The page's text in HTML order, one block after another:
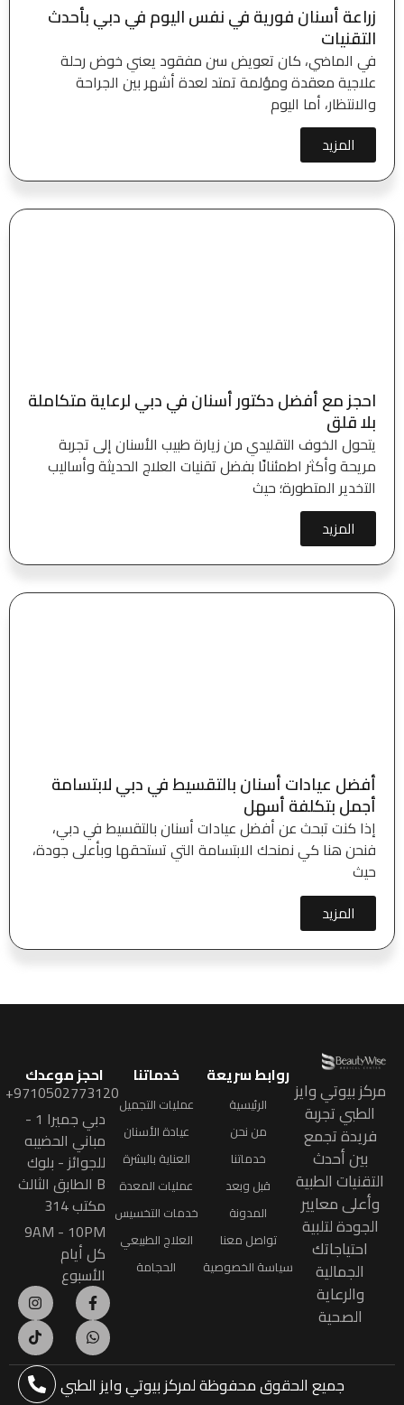
زراعة أسنان فورية في نفس اليوم في دبي بأحدث
التقنيات
في الماضي، كان تعويض سن مفقود يعني خوض رحلة
علاجية معقدة ومؤلمة تمتد لعدة أشهر بين الجراحة
والانتظار، أما اليوم
المزيد
احجز مع أفضل دكتور أسنان في دبي لرعاية متكاملة
بلا قلق
يتحول الخوف التقليدي من زيارة طبيب الأسنان إلى تجربة
مريحة وأكثر اطمئنانًا بفضل تقنيات العلاج الحديثة وأساليب
التخدير المتطورة؛ حيث
المزيد
أفضل عيادات أسنان بالتقسيط في دبي لابتسامة
أجمل بتكلفة أسهل
إذا كنت تبحث عن أفضل عيادات أسنان بالتقسيط في دبي،
فنحن هنا كي نمنحك الابتسامة التي تستحقها وبأعلى جودة،
حيث
المزيد
مركز بيوتي وايز
الطبي تجربة
فريدة تجمع
بين أحدث
التقنيات الطبية
وأعلى معايير
الجودة لتلبية
احتياجاتك
الجمالية
والرعاية
الصحية
روابط سريعة
الرئيسية
من نحن
خدماتنا
قبل وبعد
المدونة
تواصل معنا
سياسة الخصوصية
خدماتنا
عمليات التجميل
عيادة الأسنان
العناية بالبشرة
عمليات المعدة
خدمات التخسيس
العلاج الطبيعي
الحجامة
احجز موعدك
9710502773120+
دبي جميرا 1 -
مباني الحضيبه
للجوائز - بلوك
B الطابق الثالث
مكتب 314
9AM - 10PM
كل أيام
الأسبوع
جميع الحقوق محفوظةلمركز بيوتي وايز الطبي